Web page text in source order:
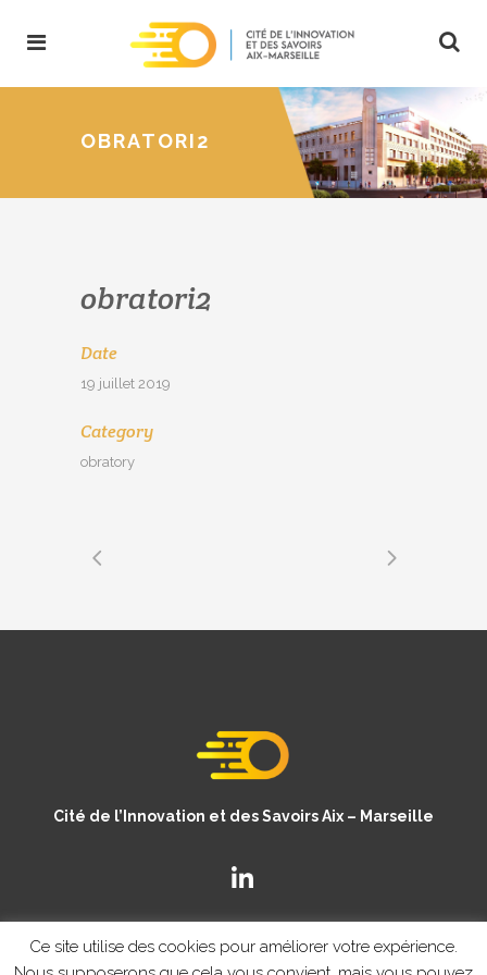
OBRATORI2
obratori2
Date
19 juillet 2019
Category
obratory
Cité de l’Innovation et des Savoirs Aix – Marseille
Ce site utilise des cookies pour améliorer votre expérience.